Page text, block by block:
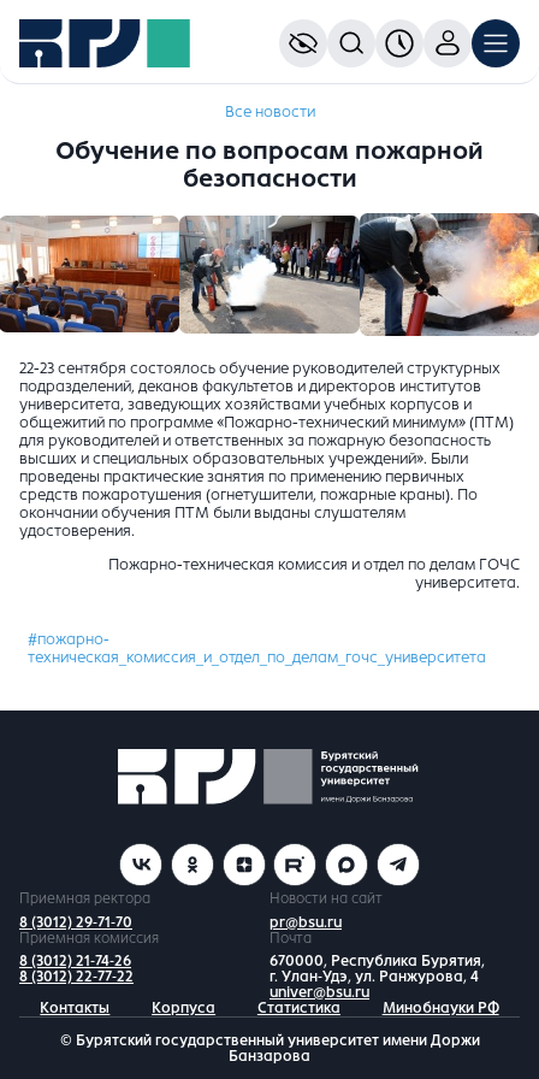
Все новости
Обучение по вопросам пожарной
безопасности
22-23 сентября состоялось обучение руководителей структурных
подразделений, деканов факультетов и директоров институтов
университета, заведующих хозяйствами учебных корпусов и
общежитий по программе «Пожарно-технический минимум» (ПТМ)
для руководителей и ответственных за пожарную безопасность
высших и специальных образовательных учреждений». Были
проведены практические занятия по применению первичных
средств пожаротушения (огнетушители, пожарные краны). По
окончании обучения ПТМ были выданы слушателям
удостоверения.
Пожарно-техническая комиссия и отдел по делам ГОЧС
университета.
#пожарно-
техническая_комиссия_и_отдел_по_делам_гочс_университета
Приемная ректора
8 (3012) 29-71-70
Новости на сайт
pr@bsu.ru
Приемная комиссия
8 (3012) 21-74-26
8 (3012) 22-77-22
Почта
670000, Республика Бурятия,
г. Улан-Удэ, ул. Ранжурова, 4
univer@bsu.ru
Контакты
Корпуса Статистика Минобнауки РФ
© Бурятский государственный университет имени Доржи
Банзарова